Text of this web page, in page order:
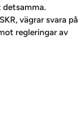
detsamma.
vägrar svara på
regleringar av